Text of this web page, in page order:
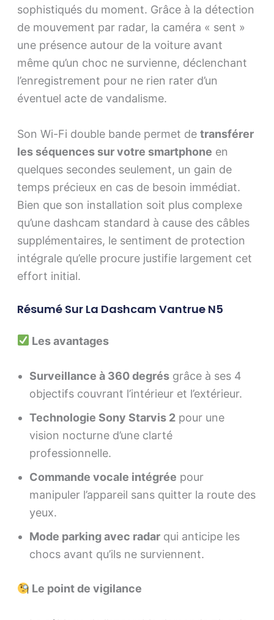
sophistiqués du moment. Grâce à la détection
de mouvement par radar, la caméra « sent »
une présence autour de la voiture avant
même qu’un choc ne survienne, déclenchant
l’enregistrement pour ne rien rater d’un
éventuel acte de vandalisme.
Son Wi-Fi double bande permet de transférer
les séquences sur votre smartphone en
quelques secondes seulement, un gain de
temps précieux en cas de besoin immédiat.
Bien que son installation soit plus complexe
qu’une dashcam standard à cause des câbles
supplémentaires, le sentiment de protection
intégrale qu’elle procure justifie largement cet
effort initial.
Résumé Sur La Dashcam Vantrue N5
Les avantages
Surveillance à 360 degrésgrâce à ses 4
objectifs couvrant l’intérieur et l’extérieur.
Technologie Sony Starvis 2pour une
vision nocturne d’une clarté
professionnelle.
Commande vocale intégrée pour
manipuler l’appareil sans quitter la route des
yeux.
Mode parking avec radarqui anticipe les
chocs avant qu’ils ne surviennent.
Le point de vigilance